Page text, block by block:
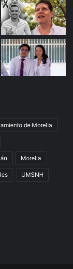
de Morelia
Morelia
UMSNH